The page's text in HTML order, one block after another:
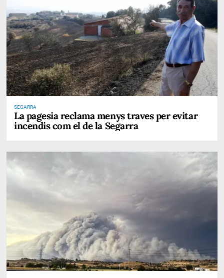
SEGARRA
La pagesia reclama menys traves per evitar
incendis com el de la Segarra